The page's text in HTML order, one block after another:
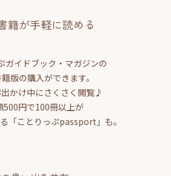
籍が手軽に読める
ガイドブック・マガジンの
版の購入ができます。
かけ中にさくさく閲覧♪
500円で100冊以上が
「ことりっぷpassport」も。